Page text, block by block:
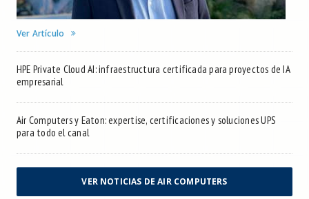
Ver Artículo
HPE Private Cloud AI: infraestructura certificada para proyectos de IA
empresarial
Air Computers y Eaton: expertise, certificaciones y soluciones UPS
para todo el canal
VER NOTICIAS DE AIR COMPUTERS